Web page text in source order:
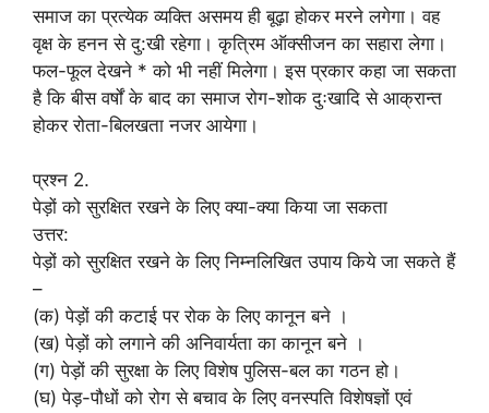
समाज का प्रत्येक व्यक्ति असमय ही बूढ़ा होकर मरने लगेगा। वह
वृक्ष के हनन से दु:खी रहेगा। कृत्रिम ऑक्सीजन का सहारा लेगा।
फल-फूल देखने * को भी नहीं मिलेगा। इस प्रकार कहा जा सकता
है कि बीस वर्षों के बाद का समाज रोग-शोक दुःखादि से आक्रान्त
होकर रोता-बिलखता नजर आयेगा।
प्रश्न 2.
पेड़ों को सुरक्षित रखने के लिए क्या-क्या किया जा सकता
उत्तर:
पेड़ों को सुरक्षित रखने के लिए निम्नलिखित उपाय किये जा सकते हैं
–
(क) पेड़ों की कटाई पर रोक के लिए कानून बने ।
(ख) पेड़ों को लगाने की अनिवार्यता का कानून बने ।
(ग) पेड़ों की सुरक्षा के लिए विशेष पुलिस-बल का गठन हो।
(घ) पेड़-पौधों को रोग से बचाव के लिए वनस्पति विशेषज्ञों एवं